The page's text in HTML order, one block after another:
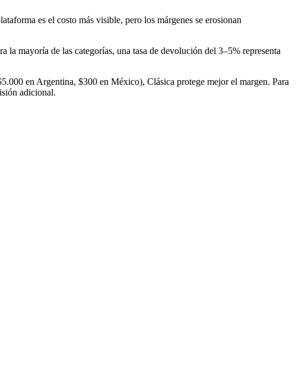
es el costo más visible, pero los márgenes se erosionan
mayoría de las categorías, una tasa de devolución del 3–5% representa
en Argentina, $300 en México), Clásica protege mejor el margen. Para
adicional.